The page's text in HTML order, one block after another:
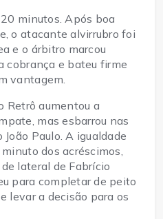
minutos. Após boa
o atacante alvirrubro foi
e o árbitro marcou
cobrança e bateu firme
vantagem.
Retrô aumentou a
mas esbarrou nas
Paulo. A igualdade
dos acréscimos,
lateral de Fabrício
para completar de peito
levar a decisão para os